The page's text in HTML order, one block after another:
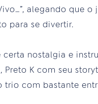
alegando que
para se divertir.
certa nostalgia e
Preto K com seu
trio com bastante